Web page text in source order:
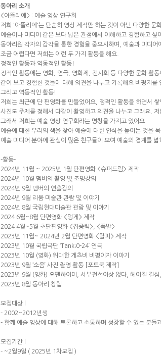
동아리 소개
<아뜰리에> : 예술 영상 연구회
저희 '아뜰리에'는 단순히 영상 제작만 하는 것이 아닌 다양한 문
예술이나 미디어 같은 보다 넓은 관점에서 이해하고 경험하고 싶
동아리원 각자의 감각을 통한 경험을 중요시하며, 예술과 미디
조금 어렵다면 저희는 이런 두 가지 활동을 해요.
정적인 활동과 역동적인 활동!
정적인 활동에는 영화, 연극, 영화제, 전시회 등 다양한 문화 활
같이 보고 경험한 것들에 대해 의견을 나누고 기록해요 비평지를
그리고 역동적인 활동!
저희는 최근에 단 편영화를 만들었어요, 정적인 활동을 하면서
사진도 주제를 정해서 다같이 촬영하고 의견을 나누고 그래요.
그래서 저희는 예술 영상 연구회라는 명칭을 가지고 있어요.
예술에 대한 우리의 색을 찾아 예술에 대한 인식을 높이는 것을
예술 미디어 분야에 관심이 많은 친구들이 모여 예술의 경계를
-활동-
2024년 11월 ~ 2025년 1월 단편영화 <슈퍼드림> 제작
2024년 10월 멤버의 촬영 및 조명강의
2024년 9월 멤버의 연출강의
2024년 9월 리움 미술관 관람 및 이야기
2024년 8월 국립현대미술관 관람 및 이야기
2024 6월~8월 단편영화 <멍게> 제작
2024 4월~5월 초단편영화 <집중력>, <폭발>
2023년 11월~ 2024년 2월 단편영화 <탈피> 제작
2023년 10월 국립극단 ‘Tank;0-24’ 연극
2023년 10월 (영화) 위대한 게츠비 비평이자 이야기
2023년 9월 ‘소음’ 사진 촬영 활동 [포토북 제작]
2023년 9월 (영화) 오펜하이머, 서부전선이상 없다, 헤어질 결
2023년 8월 동아리 창립
모집대상 l
- 2002~2012년생
- 함께 예술 영상에 대해 토론하고 소통하며 성장할 수 있는 분들
모집기간 l
- ~2월9일 ( 2025년 1차모집 )